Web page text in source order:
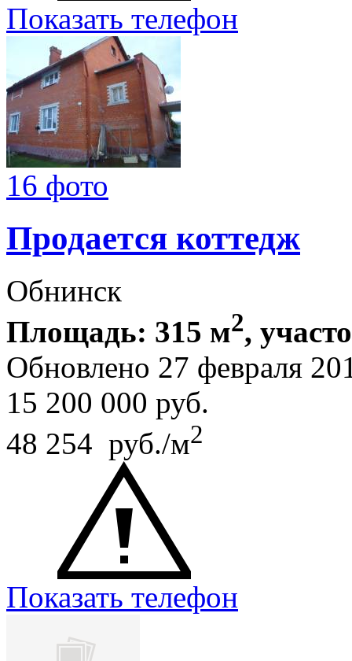
Показать телефон
16 фото
Продается коттедж
Обнинск
Площадь: 315 м2,
Обновлено 27 февраля
15 200 000 руб.
48 254 руб./м2
Показать телефон